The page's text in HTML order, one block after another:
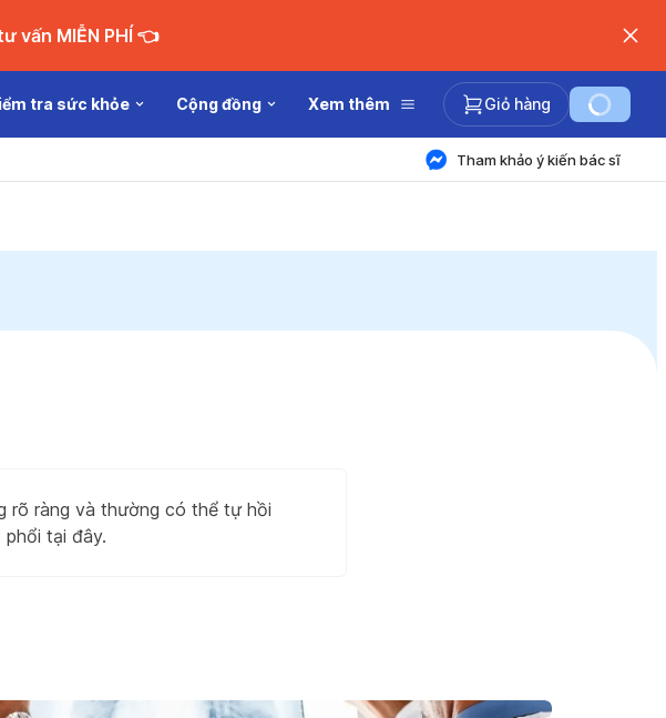
👉 Nhận tư vấn MIỄN PHÍ 👈
tra sức khỏe Cộng đồng Xem thêm Giỏ hàng
Tham khảo ý kiến bác sĩ
rõ ràng và thường có thể tự hồi
tại đây.